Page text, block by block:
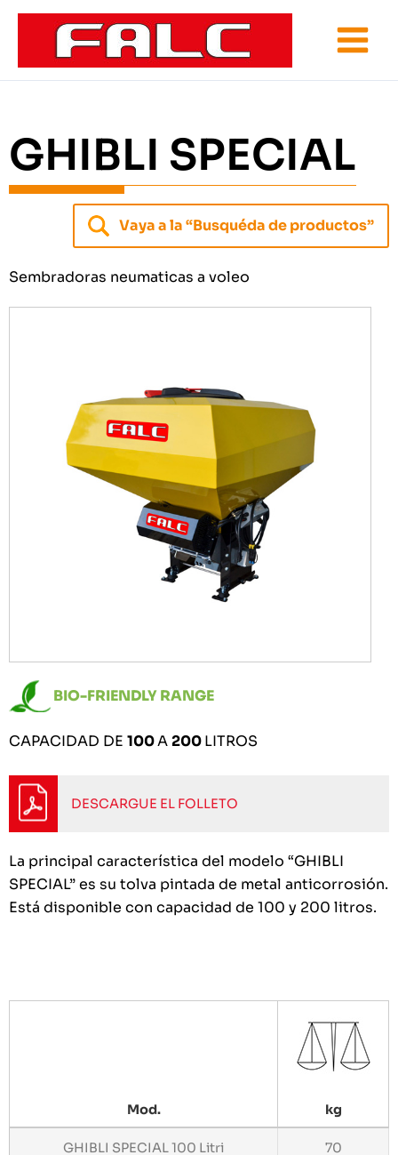
contenido
GHIBLI SPECIAL
Vaya a la “Busquéda de productos”
Sembradoras neumaticas a voleo
BIO-FRIENDLY RANGE
CAPACIDAD DE 100A200LITROS
DESCARGUE EL FOLLETO
La principal característica del modelo “GHIBLI
SPECIAL” es su tolva pintada de metal anticorrosión.
Está disponible con capacidad de 100 y 200 litros.
Mod. kg
GHIBLI SPECIAL 100 Litri 70